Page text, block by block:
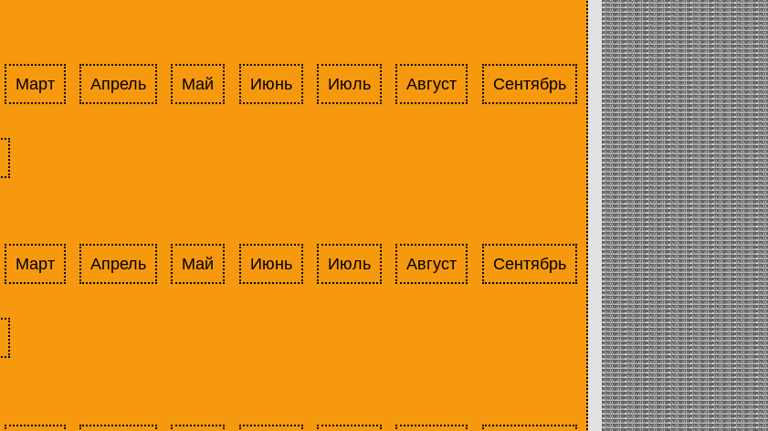
Март Апрель Май Июнь Июль Август Сентябрь
Март Апрель Май Июнь Июль Август Сентябрь